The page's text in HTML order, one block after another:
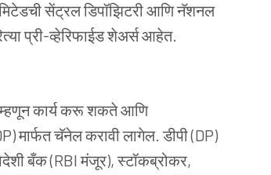
सेंट्रल डिपॉझिटरी आणि नॅशनल
प्री-व्हेरिफाईड शेअर्स आहेत.
म्हणून कार्य करू शकते आणि
)मार्फत चॅनेल करावी लागेल. डीपी(DP)
बँक (RBI मंजूर), स्टॉकब्रोकर,